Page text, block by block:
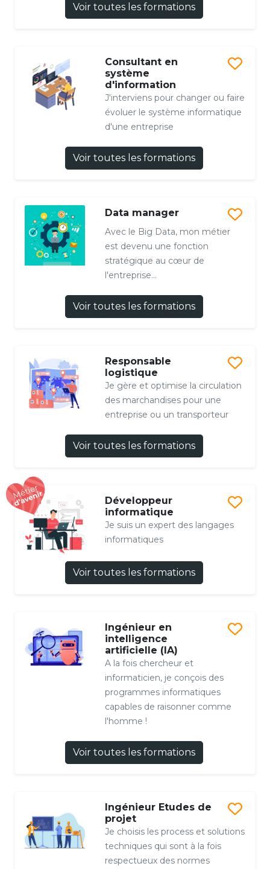
Voir toutes les formations
Consultant en
système
d'information
J'interviens pour changer ou faire
évoluer le système informatique
d'une entreprise
Voir toutes les formations
Data manager
Avec le Big Data, mon métier
est devenu une fonction
stratégique au cœur de
l'entreprise...
Voir toutes les formations
Responsable
logistique
Je gère et optimise la circulation
des marchandises pour une
entreprise ou un transporteur
Voir toutes les formations
Développeur
informatique
Je suis un expert des langages
informatiques
Voir toutes les formations
Ingénieur en
intelligence
artificielle (IA)
A la fois chercheur et
informaticien, je conçois des
programmes informatiques
capables de raisonner comme
l'homme !
Voir toutes les formations
Ingénieur Etudes de
projet
Je choisis les process et solutions
techniques qui sont à la fois
respectueux des normes